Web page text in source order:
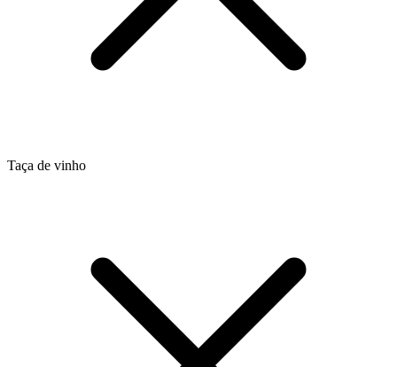
Taça de vinho